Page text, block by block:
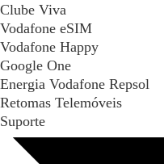
Clube Viva
Vodafone eSIM
Vodafone Happy
Google One
Energia Vodafone Repsol
Retomas Telemóveis
Suporte